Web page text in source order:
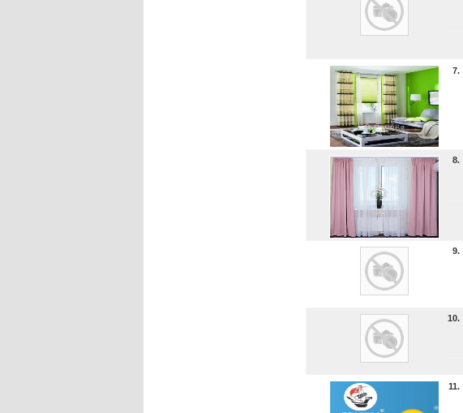
7.
8.
9.
10.
11.